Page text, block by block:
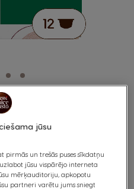
CAFFÈ
jūsu
pirmās un trešās puses sīkdatņu
jūsu vispārējo interneta
mērķauditoriju, apkopotu
partneri varētu jums sniegt